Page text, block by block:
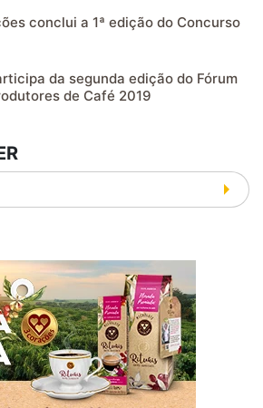
conclui a 1ª edição do Concurso
da segunda edição do Fórum
de Café 2019